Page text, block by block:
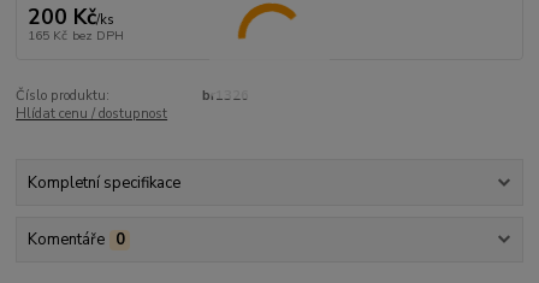
200 Kč/ks
165 Kč bez DPH
Číslo produktu:
br1326
Hlídat cenu / dostupnost
Kompletní specifikace
Komentáře 0